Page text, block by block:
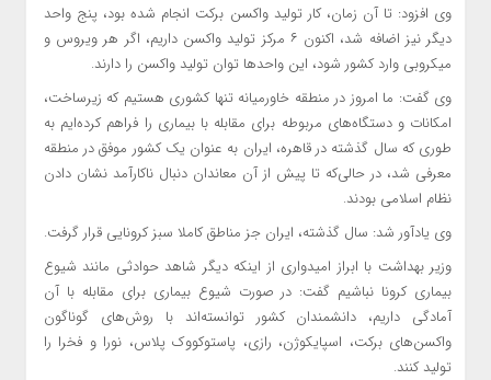
وی افزود: تا آن زمان، کار تولید واکسن برکت انجام شده بود، پنج واحد
دیگر نیز اضافه شد، اکنون ۶ مرکز تولید واکسن داریم، اگر هر ویروس و
میکروبی وارد کشور شود، این واحدها توان تولید واکسن را دارند.
وی گفت: ما امروز در منطقه خاورمیانه تنها کشوری هستیم که زیرساخت،
امکانات و دستگاه‌های مربوطه برای مقابله با بیماری را فراهم کرده‌ایم به
طوری که سال گذشته در قاهره، ایران به عنوان یک کشور موفق در منطقه
معرفی شد، در حالی‌که تا پیش از آن معاندان دنبال ناکارآمد نشان دادن
نظام اسلامی بودند.
وی یادآور شد: سال گذشته، ایران جز مناطق کاملا سبز کرونایی قرار گرفت.
وزیر بهداشت با ابراز امیدواری از اینکه دیگر شاهد حوادثی مانند شیوع
بیماری کرونا نباشیم گفت: در صورت شیوع بیماری برای مقابله با آن
آمادگی داریم، دانشمندان کشور توانسته‌اند با روش‌های گوناگون
واکسن‌های برکت، اسپایکوژن، رازی، پاستوکووک پلاس، نورا و فخرا را
تولید کنند.